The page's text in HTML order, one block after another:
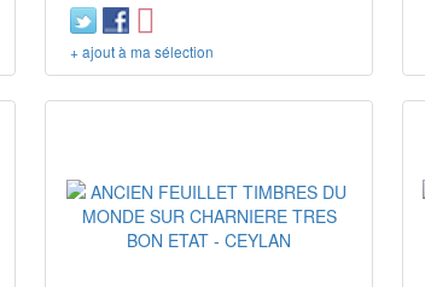
+ ajout à ma sélection